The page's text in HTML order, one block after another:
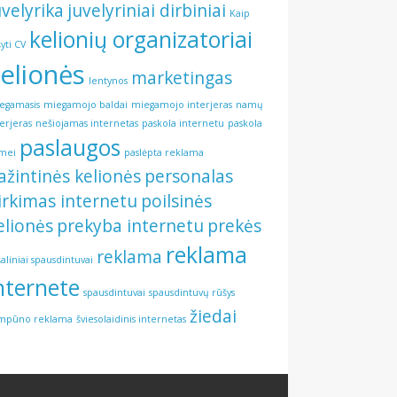
juvelyriniai dirbiniai Kaip
CV kelionių organizatoriai
lentynos marketingas
miegamojo baldai miegamojo interjeras namų
nešiojamas internetas paskola internetu paskola
paslaugos paslėpta reklama
kelionės personalas
internetu poilsinės
prekyba internetu prekės
spausdintuvai reklama reklama
spausdintuvai spausdintuvų rūšys
reklama šviesolaidinis internetas žiedai